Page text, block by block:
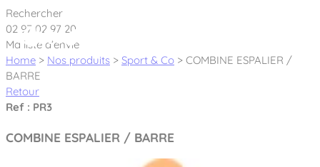
Cookies management panel
Créateur et fabricant d’aires de jeux &
équipements sportifs
Rechercher
02 97 02 97 20
Ma liste d’envie
Home > Nos produits > Sport & Co > COMBINE ESPALIER /
BARRE
Retour
Ref : PR3
COMBINE ESPALIER / BARRE